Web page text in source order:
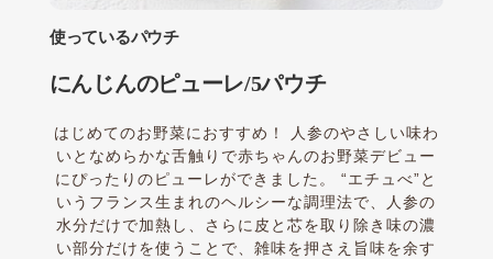
使っているパウチ
にんじんのピューレ/5パウチ
はじめてのお野菜におすすめ！ 人参のやさしい味わ
いとなめらかな舌触りで赤ちゃんのお野菜デビュー
にぴったりのピューレができました。 “エチュべ”と
いうフランス生まれのヘルシーな調理法で、人参の
水分だけで加熱し、さらに皮と芯を取り除き味の濃
い部分だけを使うことで、雑味を押さえ旨味を余す